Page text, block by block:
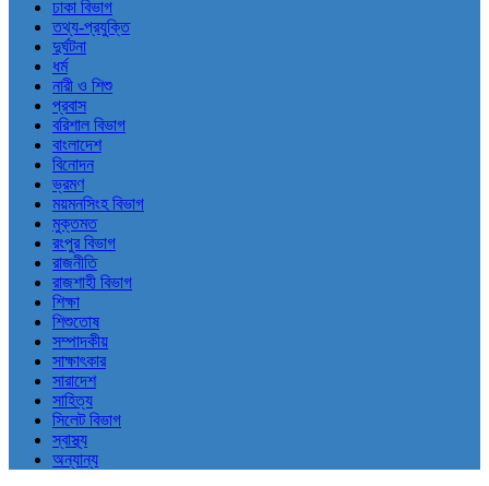
ঢাকা বিভাগ
তথ্য-প্রযুক্তি
দুর্ঘটনা
ধর্ম
নারী ও শিশু
প্রবাস
বরিশাল বিভাগ
বাংলাদেশ
বিনোদন
ভ্রমণ
ময়মনসিংহ বিভাগ
মুক্তমত
রংপুর বিভাগ
রাজনীতি
রাজশাহী বিভাগ
শিক্ষা
শিশুতোষ
সম্পাদকীয়
সাক্ষাৎকার
সারাদেশ
সাহিত্য
সিলেট বিভাগ
স্বাস্থ্য
অন্যান্য